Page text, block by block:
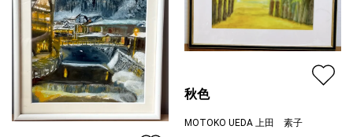
秋色
MOTOKO UEDA 上田 素子